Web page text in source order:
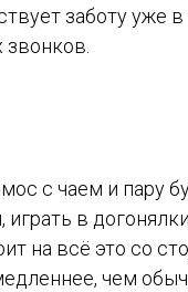
заботу уже
звонков.
с чаем и пару
играть в
на всё это со
чем